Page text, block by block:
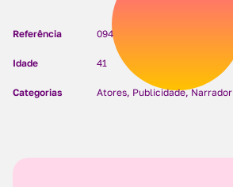
Referência 094
Idade 41
Categorias Atores, Publicidade, Narrador